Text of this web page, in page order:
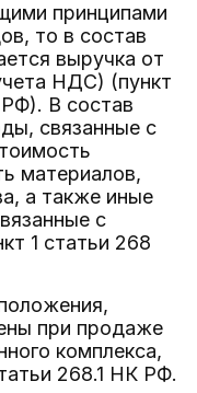
принципами
то в состав
выручка от
НДС) (пункт
В состав
связанные с
материалов,
а также иные
с
1 статьи 268
при продаже
комплекса,
268.1 НК РФ.